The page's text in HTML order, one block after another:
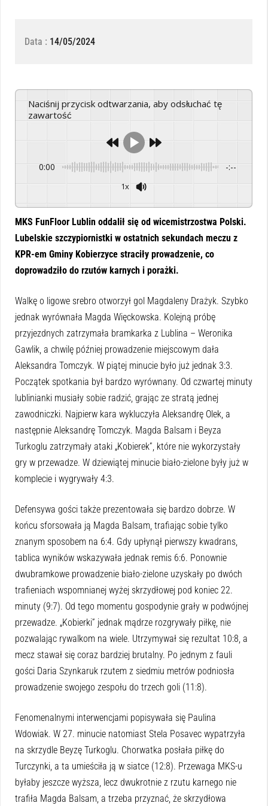
Data : 14/05/2024
Naciśnij przycisk odtwarzania, aby odsłuchać tę
zawartość
0:00 -:--
1x
MKS FunFloor Lublin oddalił się od wicemistrzostwa Polski.
Lubelskie szczypiornistki w ostatnich sekundach meczu z
KPR-em Gminy Kobierzyce straciły prowadzenie, co
doprowadziło do rzutów karnych i porażki.
Walkę o ligowe srebro otworzył gol Magdaleny Drażyk. Szybko
jednak wyrównała Magda Więckowska. Kolejną próbę
przyjezdnych zatrzymała bramkarka z Lublina – Weronika
Gawlik, a chwilę później prowadzenie miejscowym dała
Aleksandra Tomczyk. W piątej minucie było już jednak 3:3.
Początek spotkania był bardzo wyrównany. Od czwartej minuty
lublinianki musiały sobie radzić, grając ze stratą jednej
zawodniczki. Najpierw kara wykluczyła Aleksandrę Olek, a
następnie Aleksandrę Tomczyk. Magda Balsam i Beyza
Turkoglu zatrzymały ataki „Kobierek”, które nie wykorzystały
gry w przewadze. W dziewiątej minucie biało-zielone były już w
komplecie i wygrywały 4:3.
Defensywa gości także prezentowała się bardzo dobrze. W
końcu sforsowała ją Magda Balsam, trafiając sobie tylko
znanym sposobem na 6:4. Gdy upłynął pierwszy kwadrans,
tablica wyników wskazywała jednak remis 6:6. Ponownie
dwubramkowe prowadzenie biało-zielone uzyskały po dwóch
trafieniach wspomnianej wyżej skrzydłowej pod koniec 22.
minuty (9:7). Od tego momentu gospodynie grały w podwójnej
przewadze. „Kobierki” jednak mądrze rozgrywały piłkę, nie
pozwalając rywalkom na wiele. Utrzymywał się rezultat 10:8, a
mecz stawał się coraz bardziej brutalny. Po jednym z fauli
gości Daria Szynkaruk rzutem z siedmiu metrów podniosła
prowadzenie swojego zespołu do trzech goli (11:8).
Fenomenalnymi interwencjami popisywała się Paulina
Wdowiak. W 27. minucie natomiast Stela Posavec wypatrzyła
na skrzydle Beyzę Turkoglu. Chorwatka posłała piłkę do
Turczynki, a ta umieściła ją w siatce (12:8). Przewaga MKS-u
byłaby jeszcze wyższa, lecz dwukrotnie z rzutu karnego nie
trafiła Magda Balsam, a trzeba przyznać, że skrzydłowa